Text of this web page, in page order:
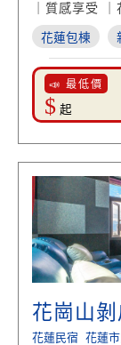
｜質感享受
花蓮包棟
📣 最低價
$ 起
花崗山
花蓮民宿 花蓮